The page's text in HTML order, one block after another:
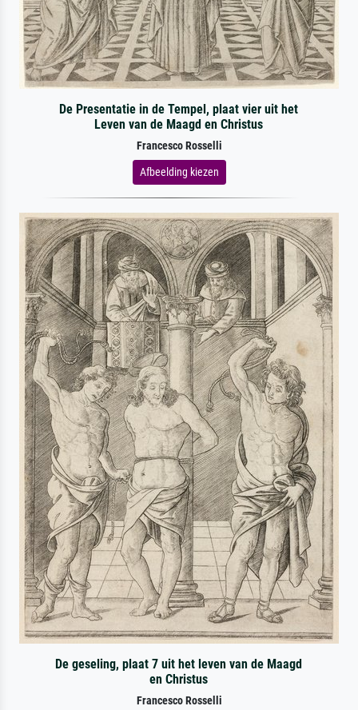
De Presentatie in de Tempel, plaat vier uit het
Leven van de Maagd en Christus
Francesco Rosselli
Afbeelding kiezen
De geseling, plaat 7 uit het leven van de Maagd
en Christus
Francesco Rosselli